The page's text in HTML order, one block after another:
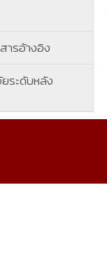
ารอ้างอิง
ระดับหลัง